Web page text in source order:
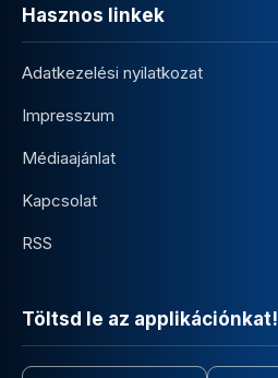
Hasznos linkek
Adatkezelési nyilatkozat
Impresszum
Médiaajánlat
Kapcsolat
RSS
Töltsd le az applikációnkat!